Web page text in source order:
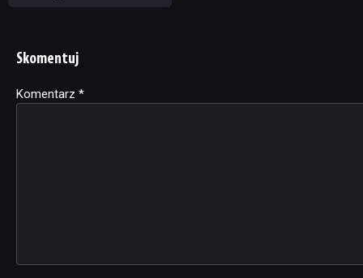
Skomentuj
Komentarz *
Alternative: